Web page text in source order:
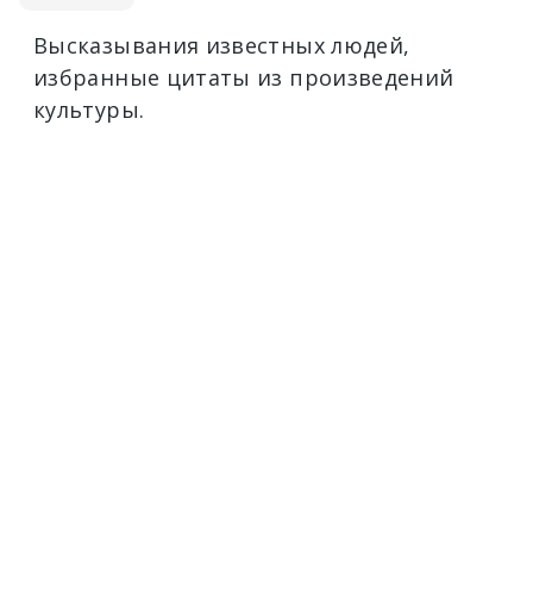
Высказывания известных людей,
избранные цитаты из произведений
культуры.